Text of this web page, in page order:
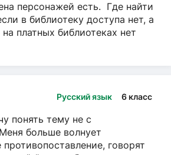
персонажей есть. Где найти
в библиотеку доступа нет, а
платных библиотеках нет
Русский язык 6 класс
понять тему не с
больше волнует
говорят